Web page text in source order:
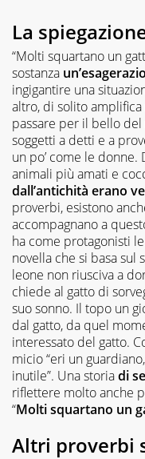
La
“Molti squartano un
sostanza
ingigantire una
altro, di solito
passare per il bello
soggetti a detti e a
un po’ come le
animali più amati e
dall’antichità erano
proverbi, esistono
accompagnano a
ha come protagonisti
novella che si basa
leone non riusciva a
chiede al gatto di
suo sonno. Il topo un
dal gatto, da quel
interessato del gatto.
micio “eri un
inutile”. Una storiadi
riflettere molto anche
“Molti squartano un
Altri proverbi